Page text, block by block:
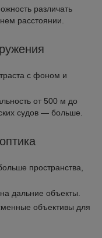
различать
расстоянии.
с фоном и
от 500 м до
судов — больше.
пространства,
дальние объекты.
объективы для